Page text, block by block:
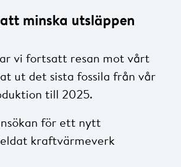
minska utsläppen
vi fortsatt resan mot vårt
ut det sista fossila från vår
till 2025.
för ett nytt
kraftvärmeverk